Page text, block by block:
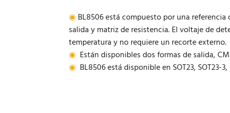
◉ BL8506 está compuesto por una
salida y matriz de resistencia. El voltaje de
temperatura y no requiere un recorte externo.
◉ Están disponibles dos formas de salida,
◉ BL8506 está disponible en SOT23, SOT23-